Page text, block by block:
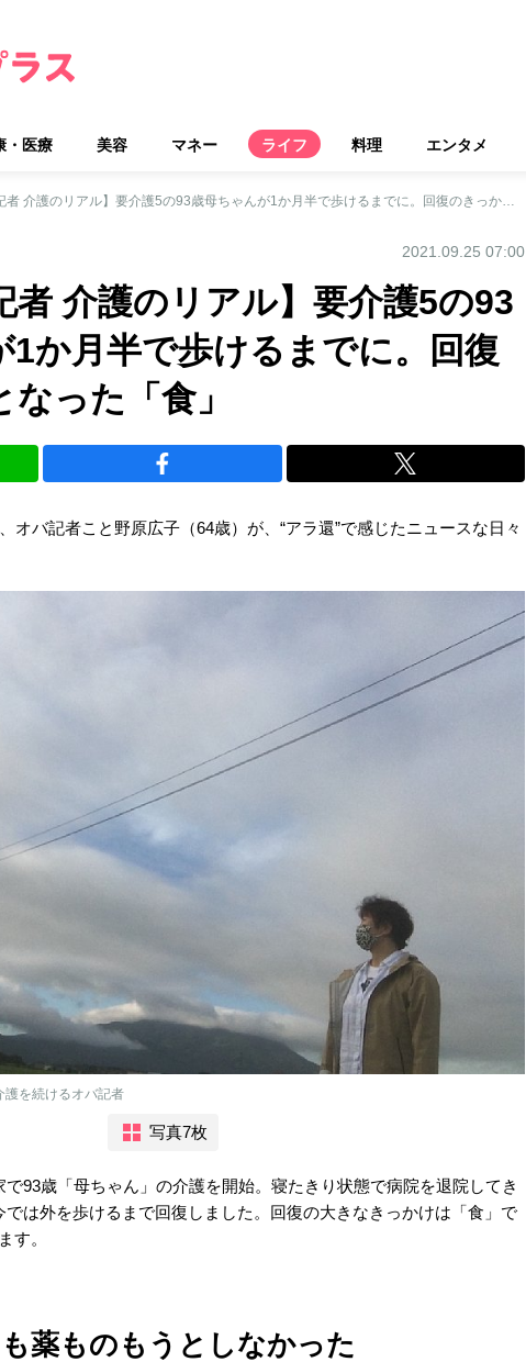
・医療 美容 マネー ライフ 料理 エンタメ
【64歳オバ記者 介護のリアル】要介護5の93歳母ちゃんが1か月半で歩けるまでに。回復のきっかけとなった「食」
2021.09.25 07:00
者 介護のリアル】要介護5の93
1か月半で歩けるまでに。回復
った「食」
オバ記者こと野原広子（64歳）が、“アラ還”で感じたニュースな日々
護を続けるオバ記者
写真7枚
93歳「母ちゃん」の介護を開始。寝たきり状態で病院を退院してき
は外を歩けるまで回復しました。回復の大きなきっかけは「食」で
す。
薬ものもうとしなかった